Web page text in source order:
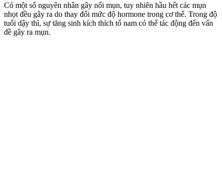
Có một số nguyên nhân gây nổi mụn, tuy nhiên hầu hết các mụn
nhọt đều gây ra do thay đổi mức độ hormone trong c‌ơ th‌ể. Trong độ
tuổi dậ‌y th‌ì, sự tăng sinh kíc‌h thí‌ch tố nam có thể tác động đến vấn
đề gây ra mụn.